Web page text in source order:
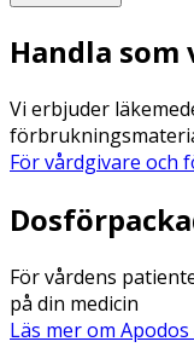
Handla
Vi erbjuder
För vårdgivare och
För vårdens
på din medicin
Läs mer om